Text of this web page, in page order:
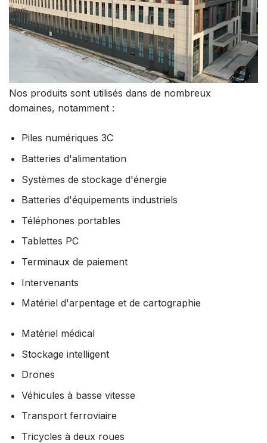
Nos produits sont utilisés dans de nombreux
domaines, notamment :
Piles numériques 3C
Batteries d'alimentation
Systèmes de stockage d'énergie
Batteries d'équipements industriels
Téléphones portables
Tablettes PC
Terminaux de paiement
Intervenants
Matériel d'arpentage et de cartographie
Matériel médical
Stockage intelligent
Drones
Véhicules à basse vitesse
Transport ferroviaire
Tricycles à deux roues